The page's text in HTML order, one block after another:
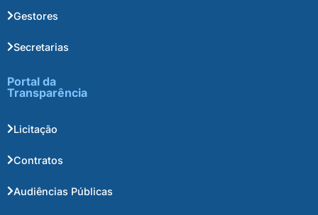
Gestores
Secretarias
Portal da
Transparência
Licitação
Contratos
Audiências Públicas